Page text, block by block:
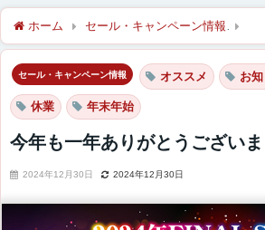
ホーム セール・キャンペーン情報
セール・キャンペーン情報 オススメ お
休業 年末年始
今年も一年ありがとうございま
2024年12月30日 2024年12月30日